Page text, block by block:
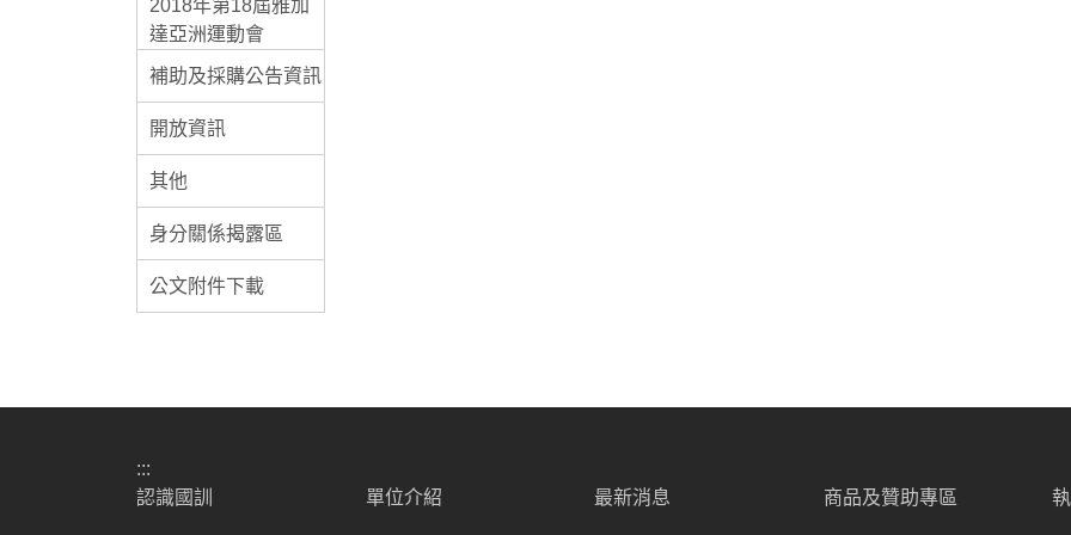
2018年第18屆雅加
達亞洲運動會
補助及採購公告資訊
開放資訊
其他
身分關係揭露區
公文附件下載
:::
認識國訓
單位介紹 最新消息 商品及贊助專區